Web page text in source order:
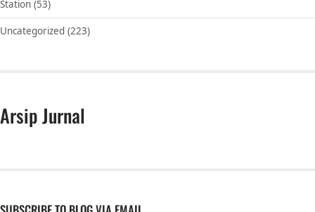
Station (53)
Uncategorized (223)
Arsip Jurnal